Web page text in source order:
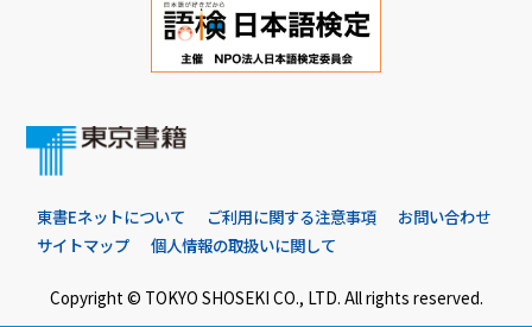
東書Eネットについて ご利用に関する注意事項
お問い合わせ
サイトマップ
個人情報の取扱いに関して
Copyright © TOKYO SHOSEKI CO., LTD. All rights reserved.